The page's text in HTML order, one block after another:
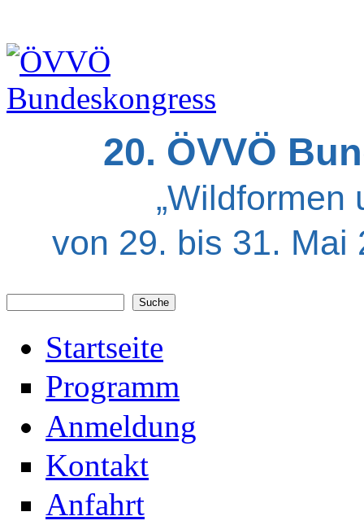
20. ÖVVÖ
„Wildformen
von 29. bis 31. Mai
Startseite
Programm
Anmeldung
Kontakt
Anfahrt